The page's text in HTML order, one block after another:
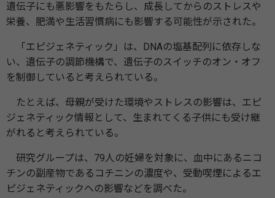
遺伝子にも悪影響をもたらし、成長してからのストレスや
栄養、肥満や生活習慣病にも影響する可能性が示された。
「エピジェネティック」は、DNAの塩基配列に依存しな
い、遺伝子の調節機構で、遺伝子のスイッチのオン・オフ
を制御していると考えられている。
たとえば、母親が受けた環境やストレスの影響は、エピ
ジェネティック情報として、生まれてくる子供にも受け継
がれると考えられている。
研究グループは、79人の妊婦を対象に、血中にあるニコ
チンの副産物であるコチニンの濃度や、受動喫煙によるエ
ピジェネティックへの影響などを調べた。